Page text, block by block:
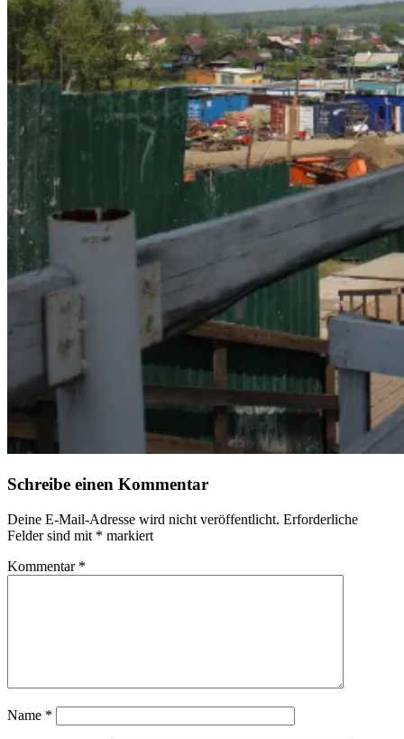
Schreibe einen Kommentar
Deine E-Mail-Adresse wird nicht veröffentlicht. Erforderliche
Felder sind mit * markiert
Kommentar *
Name *